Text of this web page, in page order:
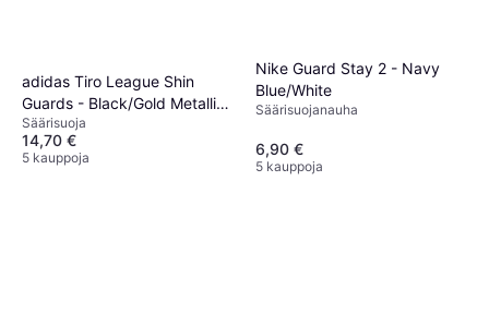
adidas Tiro League Shin
Guards - Black/Gold Metallic/
White
Säärisuoja
14,70 €
5 kauppoja
Nike Guard Stay 2 - Navy
Blue/White
Säärisuojanauha
6,90 €
5 kauppoja